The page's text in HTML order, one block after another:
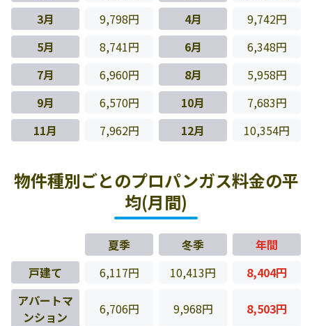
3月
9,798円 4月
9,742円
5月
8,741円 6月
6,348円
7月
6,960円 8月
5,958円
9月
6,570円 10月
7,683円
11月
7,962円 12月 10,354円
物件種別ごとのプロパンガス料金の平
均(月間)
夏季 冬季
年間
戸建て
6,117円 10,413円
8,404円
アパートマ
ンション
6,706円 9,968円 8,503円